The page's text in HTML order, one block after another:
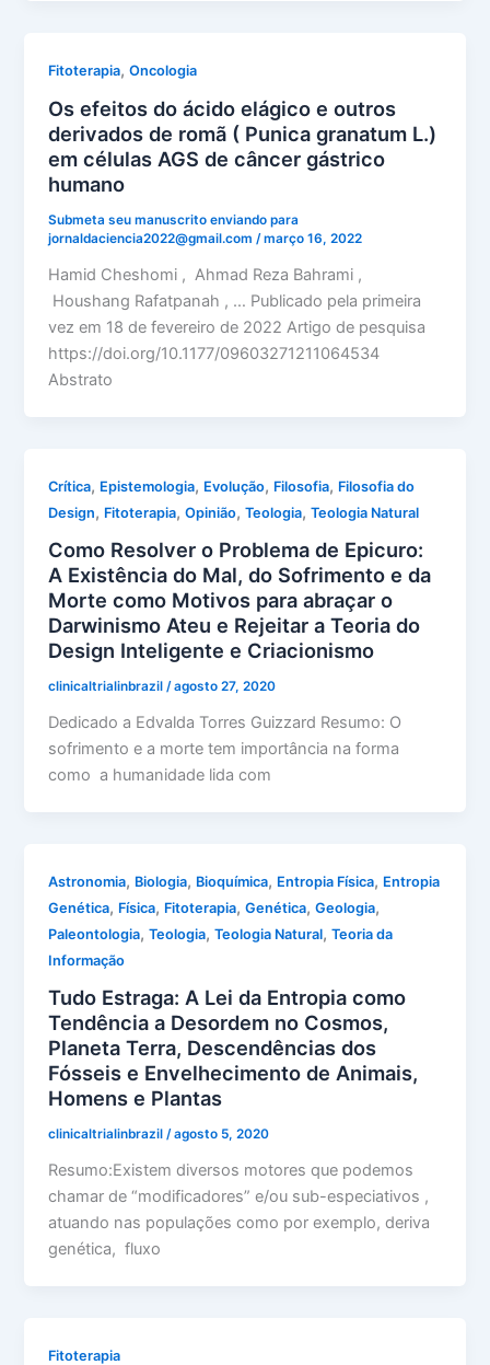
Fitoterapia,Oncologia
Os efeitos do ácido elágico e outros
derivados de romã ( Punica granatum L.)
em células AGS de câncer gástrico
humano
Submeta seu manuscrito enviando para
jornaldaciencia2022@gmail.com /março 16, 2022
Hamid Cheshomi , Ahmad Reza Bahrami ,
Houshang Rafatpanah , … Publicado pela primeira
vez em 18 de fevereiro de 2022 Artigo de pesquisa
https://doi.org/10.1177/09603271211064534
Abstrato
Crítica, Epistemologia, Evolução, Filosofia, Filosofia do
Design, Fitoterapia,Opinião,Teologia,Teologia Natural
Como Resolver o Problema de Epicuro:
A Existência do Mal, do Sofrimento e da
Morte como Motivos para abraçar o
Darwinismo Ateu e Rejeitar a Teoria do
Design Inteligente e Criacionismo
clinicaltrialinbrazil/agosto 27, 2020
Dedicado a Edvalda Torres Guizzard Resumo: O
sofrimento e a morte tem importância na forma
como a humanidade lida com
Astronomia, Biologia, Bioquímica, Entropia Física, Entropia
Genética, Física, Fitoterapia,Genética,Geologia,
Paleontologia,Teologia,Teologia Natural,Teoria da
Informação
Tudo Estraga: A Lei da Entropia como
Tendência a Desordem no Cosmos,
Planeta Terra, Descendências dos
Fósseis e Envelhecimento de Animais,
Homens e Plantas
clinicaltrialinbrazil/agosto 5, 2020
Resumo:Existem diversos motores que podemos
chamar de “modificadores” e/ou sub-especiativos ,
atuando nas populações como por exemplo, deriva
genética, fluxo
Fitoterapia